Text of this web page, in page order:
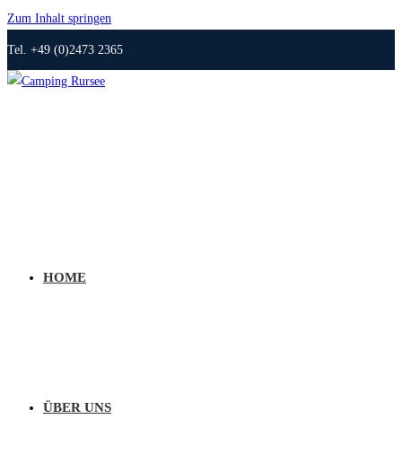
Zum Inhalt springen
Tel. +49 (0)2473 2365
HOME
ÜBER UNS